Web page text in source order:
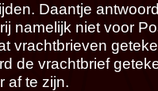
Daantje
namelijk niet voor
vrachtbrieven
de vrachtbrief
af te zijn.